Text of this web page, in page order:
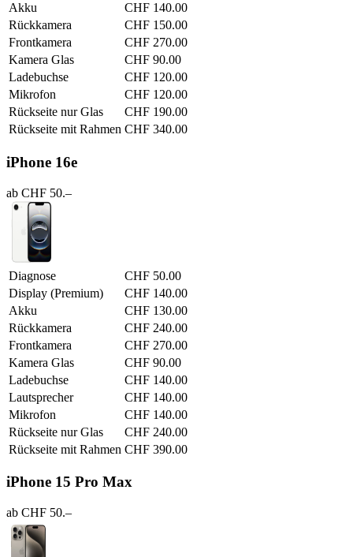
Akku
CHF 140.00
Rückkamera
CHF 150.00
Frontkamera
CHF 270.00
Kamera Glas
CHF 90.00
Ladebuchse
CHF 120.00
Mikrofon
CHF 120.00
Rückseite nur Glas
CHF 190.00
Rückseite mit Rahmen CHF 340.00
iPhone 16e
ab CHF 50.–
Diagnose
CHF 50.00
Display (Premium)
CHF 140.00
Akku
CHF 130.00
Rückkamera
CHF 240.00
Frontkamera
CHF 270.00
Kamera Glas
CHF 90.00
Ladebuchse
CHF 140.00
Lautsprecher
CHF 140.00
Mikrofon
CHF 140.00
Rückseite nur Glas
CHF 240.00
Rückseite mit Rahmen CHF 390.00
iPhone 15 Pro Max
ab CHF 50.–